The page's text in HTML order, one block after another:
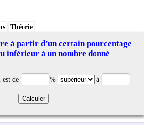
Théorie
à partir d’un certain pourcentage
inférieur à un nombre donné
est de % à